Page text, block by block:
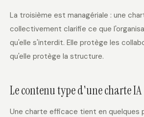
La troisième est managériale : une
collectivement clarifie ce que
qu'elle s'interdit. Elle protège les
qu'elle protège la structure.
Le contenu type d'une charte IA
Une charte efficace tient en quelques